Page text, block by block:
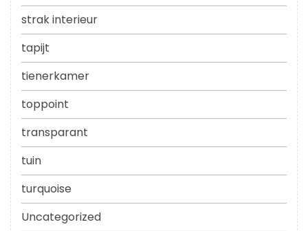
strak interieur
tapijt
tienerkamer
toppoint
transparant
tuin
turquoise
Uncategorized